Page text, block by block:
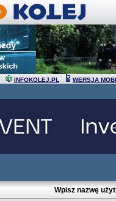
INFOKOLEJ.PL WERSJA
Wpisz nazwę